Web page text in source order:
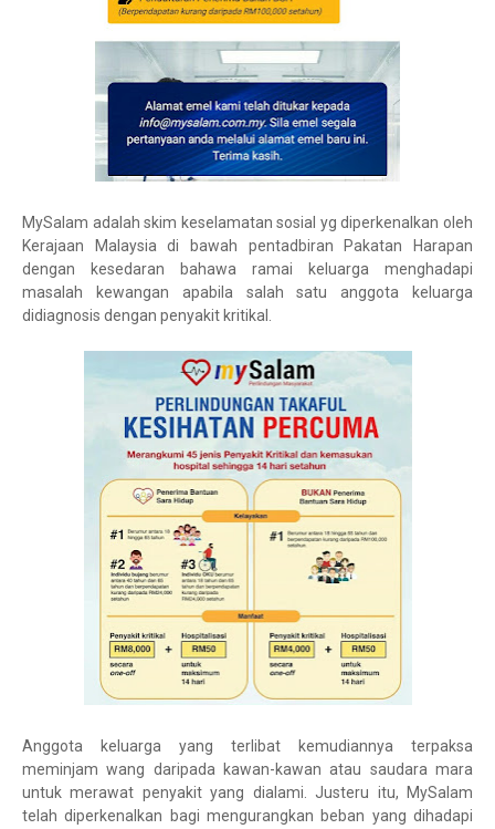
MySalam adalah skim keselamatan sosial yg diperkenalkan oleh
Kerajaan Malaysia di bawah pentadbiran Pakatan Harapan
dengan kesedaran bahawa ramai keluarga menghadapi
masalah kewangan apabila salah satu anggota keluarga
didiagnosis dengan penyakit kritikal.
Anggota keluarga yang terlibat kemudiannya terpaksa
meminjam wang daripada kawan-kawan atau saudara mara
untuk merawat penyakit yang dialami. Justeru itu, MySalam
telah diperkenalkan bagi mengurangkan beban yang dihadapi